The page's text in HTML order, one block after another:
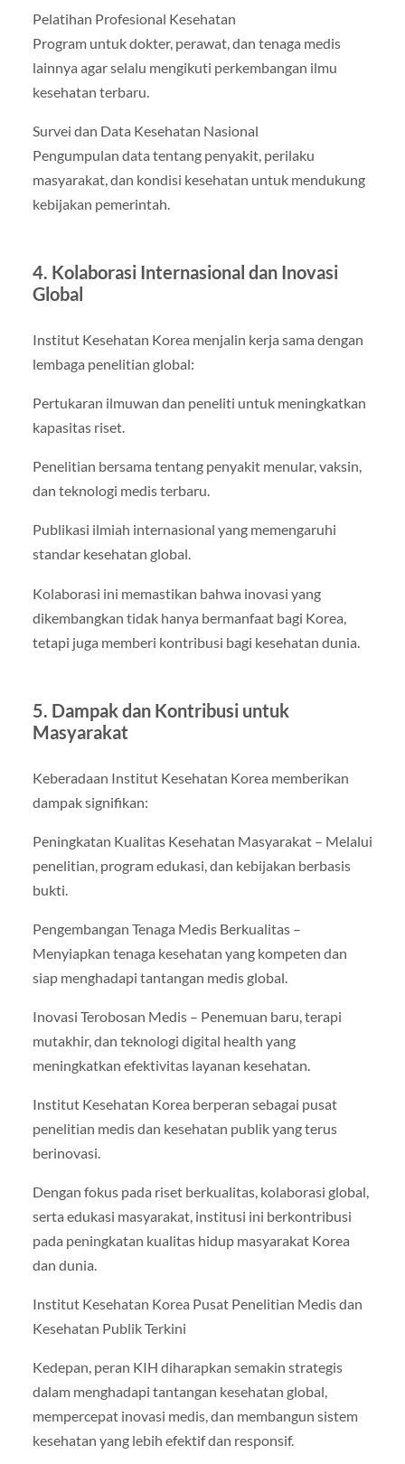
Pelatihan Profesional Kesehatan
Program untuk dokter, perawat, dan tenaga medis
lainnya agar selalu mengikuti perkembangan ilmu
kesehatan terbaru.
Survei dan Data Kesehatan Nasional
Pengumpulan data tentang penyakit, perilaku
masyarakat, dan kondisi kesehatan untuk mendukung
kebijakan pemerintah.
4. Kolaborasi Internasional dan Inovasi
Global
Institut Kesehatan Korea menjalin kerja sama dengan
lembaga penelitian global:
Pertukaran ilmuwan dan peneliti untuk meningkatkan
kapasitas riset.
Penelitian bersama tentang penyakit menular, vaksin,
dan teknologi medis terbaru.
Publikasi ilmiah internasional yang memengaruhi
standar kesehatan global.
Kolaborasi ini memastikan bahwa inovasi yang
dikembangkan tidak hanya bermanfaat bagi Korea,
tetapi juga memberi kontribusi bagi kesehatan dunia.
5. Dampak dan Kontribusi untuk
Masyarakat
Keberadaan Institut Kesehatan Korea memberikan
dampak signifikan:
Peningkatan Kualitas Kesehatan Masyarakat – Melalui
penelitian, program edukasi, dan kebijakan berbasis
bukti.
Pengembangan Tenaga Medis Berkualitas –
Menyiapkan tenaga kesehatan yang kompeten dan
siap menghadapi tantangan medis global.
Inovasi Terobosan Medis – Penemuan baru, terapi
mutakhir, dan teknologi digital health yang
meningkatkan efektivitas layanan kesehatan.
Institut Kesehatan Korea berperan sebagai pusat
penelitian medis dan kesehatan publik yang terus
berinovasi.
Dengan fokus pada riset berkualitas, kolaborasi global,
serta edukasi masyarakat, institusi ini berkontribusi
pada peningkatan kualitas hidup masyarakat Korea
dan dunia.
Institut Kesehatan Korea Pusat Penelitian Medis dan
Kesehatan Publik Terkini
Kedepan, peran KIH diharapkan semakin strategis
dalam menghadapi tantangan kesehatan global,
mempercepat inovasi medis, dan membangun sistem
kesehatan yang lebih efektif dan responsif.